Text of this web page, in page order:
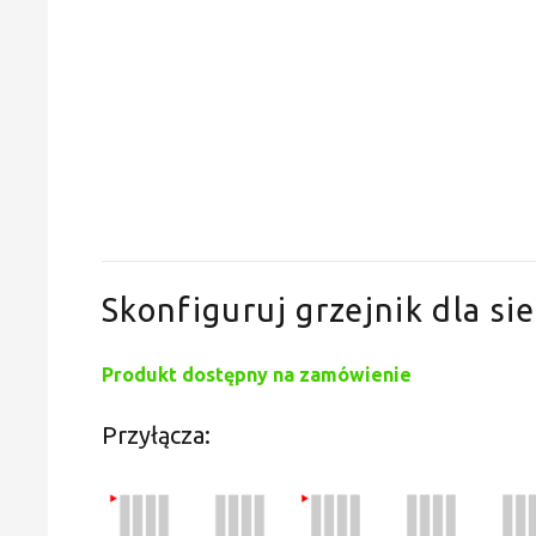
Skonfiguruj grzejnik dla
Produkt dostępny na zamówienie
Przyłącza: